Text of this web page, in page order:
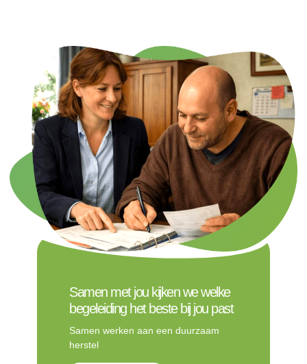
Samen met jou kijken we welke
begeleiding het beste bij jou past
Samen werken aan een duurzaam
herstel